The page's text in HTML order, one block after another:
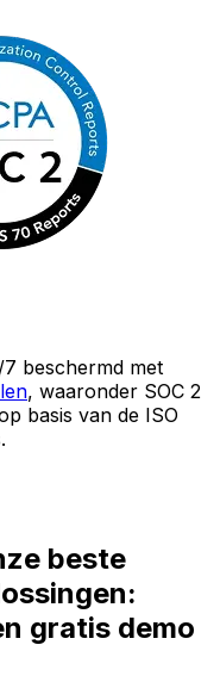
beschermd met
, waaronder SOC 2
basis van de ISO
beste
gratis demo